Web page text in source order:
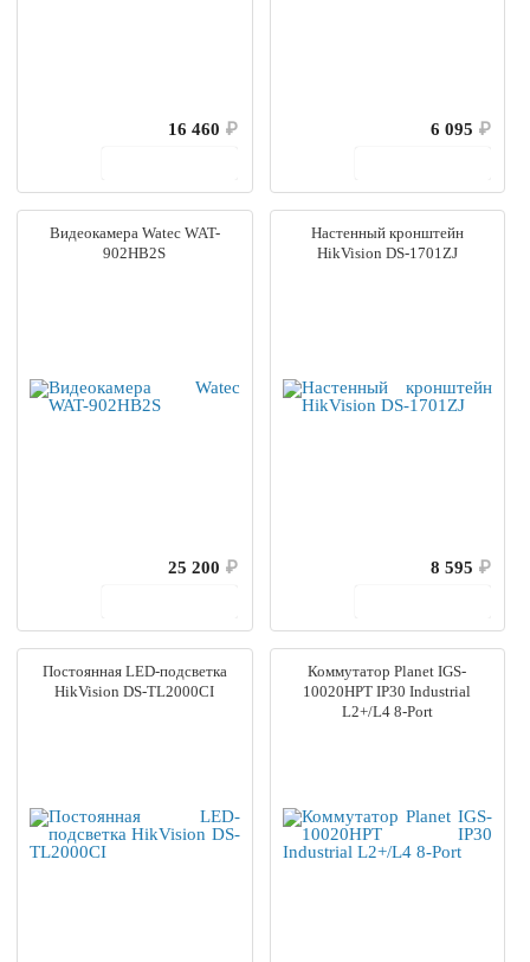
16 460 ₽
6 095 ₽
Видеокамера Watec WAT-
902HB2S
25 200 ₽
Настенный кронштейн
HikVision DS-1701ZJ
8 595 ₽
Постоянная LED-подсветка
HikVision DS-TL2000CI
Коммутатор Planet IGS-
10020HPT IP30 Industrial
L2+/L4 8-Port